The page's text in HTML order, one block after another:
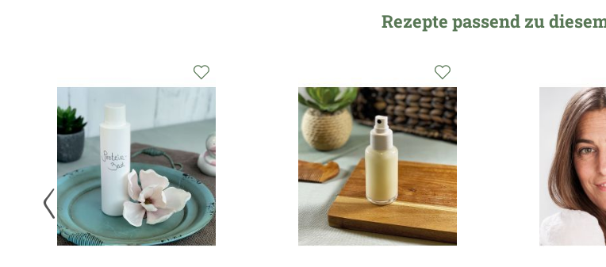
Rezepte passend zu
Wunschliste
hinzufügen